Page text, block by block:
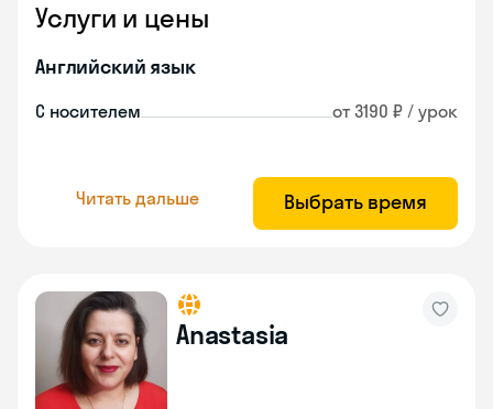
Услуги и цены
Английский язык
С носителем от 3190 ₽ / урок
Читать дальше Выбрать время
Anastasia